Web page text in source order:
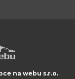
na webu s.r.o.